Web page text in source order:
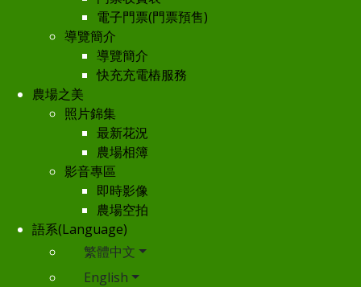
電子門票(門票預售)
導覽簡介
導覽簡介
快充充電樁服務
農場之美
照片錦集
最新花況
農場相簿
影音專區
即時影像
農場空拍
語系(Language)
繁體中文
English